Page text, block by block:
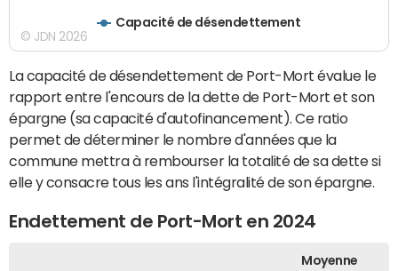
Capacité de désendettement
© JDN 2026
La capacité de désendettement de Port-Mort évalue le
rapport entre l'encours de la dette de Port-Mort et son
épargne (sa capacité d'autofinancement). Ce ratio
permet de déterminer le nombre d'années que la
commune mettra à rembourser la totalité de sa dette si
elle y consacre tous les ans l'intégralité de son épargne.
Endettement de Port-Mort en 2024
Moyenne